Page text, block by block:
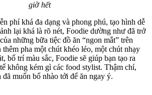
giờ hết
phí khá đa dạng và phong phú, tạo hình dễ
lại khá là rõ nét, Foodie dường như đã trở
những bữa tiệc đồ ăn “ngon mắt” trên
pha một chút khéo léo, một chút nhạy
bố trí màu sắc, Foodie sẽ giúp bạn tạo ra
không kém gì các food stylist. Thậm chí,
muốn bổ nhào tới để ăn ngay ý.